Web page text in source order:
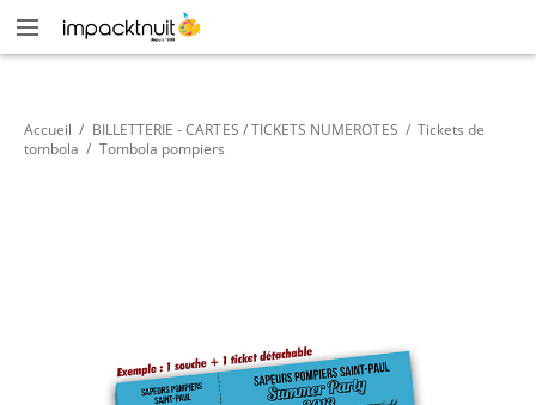
Accueil / BILLETTERIE - CARTES / TICKETS NUMEROTES / Tickets de
tombola / Tombola pompiers